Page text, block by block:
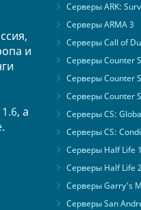
и
1.6, а
.
Серверы ARK:
Серверы ARMA 3
Серверы Call of
Серверы Counter
Серверы Counter
Серверы Counter
Серверы CS:
Серверы CS:
Серверы Half Life 1
Серверы Half Life 2
Серверы Garry's
Серверы San